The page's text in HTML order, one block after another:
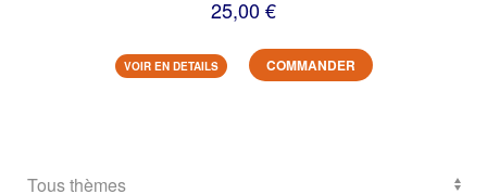
25,00 €
VOIR EN DETAILS COMMANDER